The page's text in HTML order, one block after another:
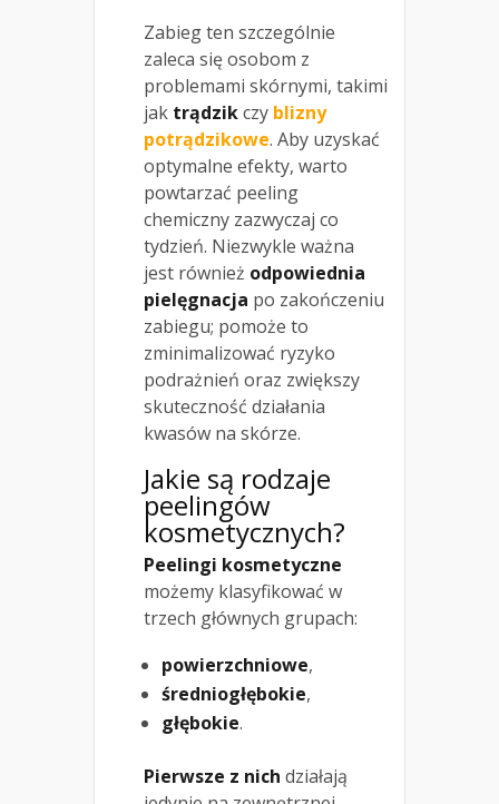
Zabieg ten szczególnie
zaleca się osobom z
problemami skórnymi, takimi
jak trądzikczy blizny
potrądzikowe. Aby uzyskać
optymalne efekty, warto
powtarzać peeling
chemiczny zazwyczaj co
tydzień. Niezwykle ważna
jest również odpowiednia
pielęgnacja po zakończeniu
zabiegu; pomoże to
zminimalizować ryzyko
podrażnień oraz zwiększy
skuteczność działania
kwasów na skórze.
Jakie są rodzaje
peelingów
kosmetycznych?
Peelingi kosmetyczne
możemy klasyfikować w
trzech głównych grupach:
powierzchniowe,
średniogłębokie,
głębokie.
Pierwsze z nich działają